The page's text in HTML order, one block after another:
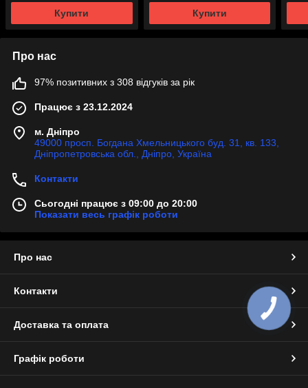
Купити Купити
Про нас
97% позитивних з 308 відгуків за рік
Працює з 23.12.2024
м. Дніпро
49000 просп. Богдана Хмельницького буд. 31, кв. 133,
Дніпропетровська обл., Дніпро, Україна
Контакти
Сьогодні працює з 09:00 до 20:00
Показати весь графік роботи
Про нас
Контакти
Доставка та оплата
Графік роботи
КНОПКА
ЗВ'ЯЗКУ